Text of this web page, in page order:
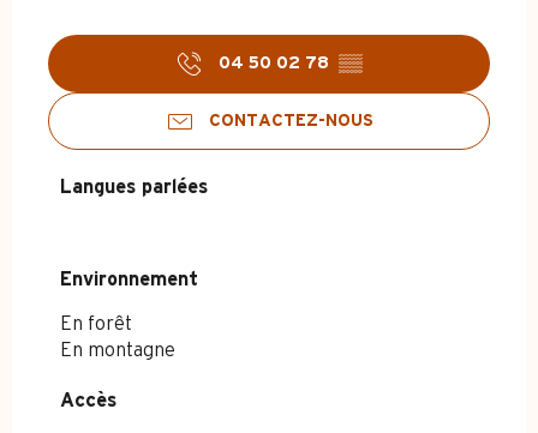
04 50 02 78 ▒▒
CONTACTEZ-NOUS
Langues parlées
Langues parlées
Environnement
Environnement
En forêt
En montagne
Accès
Accès